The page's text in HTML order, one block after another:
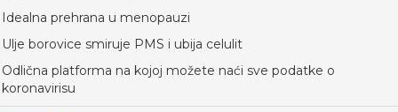
Idealna prehrana u menopauzi
Ulje borovice smiruje PMS i ubija celulit
Odlična platforma na kojoj možete naći sve podatke o
koronavirisu